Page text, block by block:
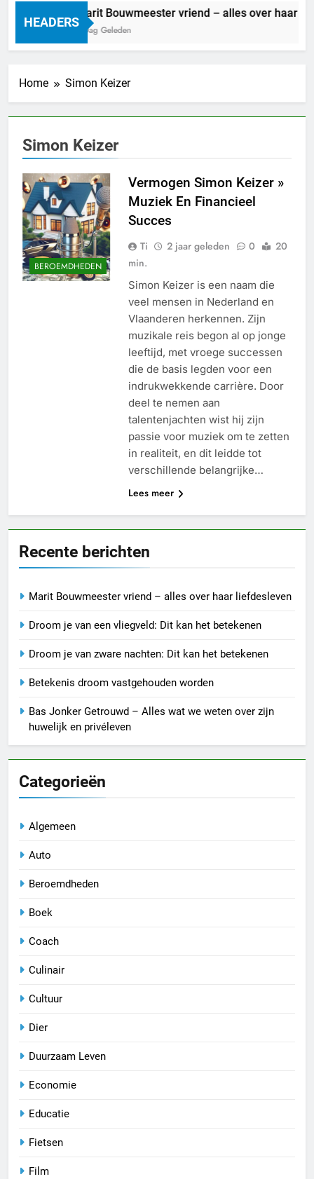
HEADERS
Marit Bouwmeester vriend – alles over haar
1 Dag Geleden
Home Simon Keizer
Simon Keizer
BEROEMDHEDEN
Vermogen Simon Keizer »
Muziek En Financieel
Succes
Ti 2 jaar geleden 0
20
min.
Simon Keizer is een naam die
veel mensen in Nederland en
Vlaanderen herkennen. Zijn
muzikale reis begon al op jonge
leeftijd, met vroege successen
die de basis legden voor een
indrukwekkende carrière. Door
deel te nemen aan
talentenjachten wist hij zijn
passie voor muziek om te zetten
in realiteit, en dit leidde tot
verschillende belangrijke…
Lees meer
Recente berichten
Marit Bouwmeester vriend – alles over haar liefdesleven
Droom je van een vliegveld: Dit kan het betekenen
Droom je van zware nachten: Dit kan het betekenen
Betekenis droom vastgehouden worden
Bas Jonker Getrouwd – Alles wat we weten over zijn
huwelijk en privéleven
Categorieën
Algemeen
Auto
Beroemdheden
Boek
Coach
Culinair
Cultuur
Dier
Duurzaam Leven
Economie
Educatie
Fietsen
Film